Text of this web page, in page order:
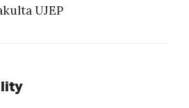
UJEP